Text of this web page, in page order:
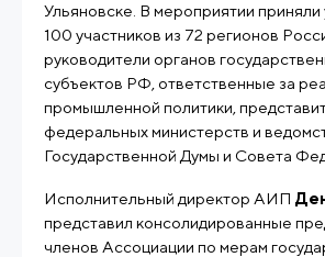
Ульяновске. В мероприятии приняли
100 участников из 72 регионов
руководители органов
субъектов РФ, ответственные за
промышленной политики,
федеральных министерств и
Государственной Думы и Совета
Исполнительный директор АИП
представил консолидированные
членов Ассоциации по мерам